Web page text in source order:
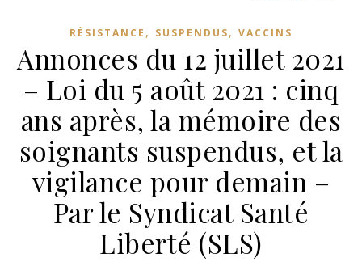
RÉSISTANCE , SUSPENDUS, VACCINS
Annonces du 12 juillet 2021
– Loi du 5 août 2021 : cinq
ans après, la mémoire des
soignants suspendus, et la
vigilance pour demain –
Par le Syndicat Santé
Liberté (SLS)